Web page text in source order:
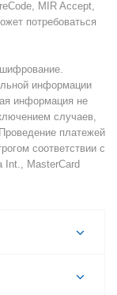
MIR Accept,
потребоваться
информации
информация не
случаев,
платежей
соответствии с
Int., MasterCard